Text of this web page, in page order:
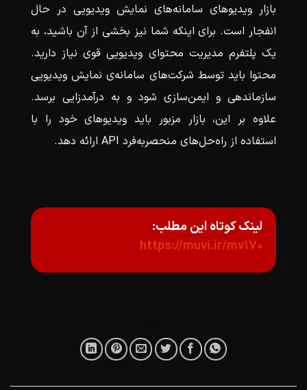
بازار ویدیوهای سامانه‌های نمایش ویدیویی در حال
انفجار است. برای اینکه شما نیز بخشی از آن باشید، به
یک پلتفرم مدیریت محتوای ویدیویی قوی نیاز دارید.
محتوا باید توسط شرکت‌های سامانه‌ی نمایش ویدیویی
سازماندهی و ایمن‌سازی شود و به درآمدزایی برسد.
علاوه بر این، بازار مزبور باید ویدیوهای خود را با
استفاده از راه‌حل‌های منحصر‌به‌فرد API ارائه دهد.
لینک کوتاه این مطلب:
https://muvi.ir/mv170